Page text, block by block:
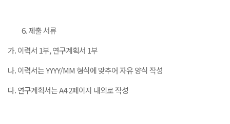
제출 서류
가. 이력서 1부, 연구계획서 1부
나. 이력서는 YYYY/MM 형식에 맞추어 자유 양식 작성
다. 연구계획서는 A4 2페이지 내외로 작성